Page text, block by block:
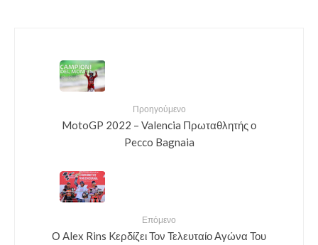
Προηγούμενο
MotoGP 2022 – Valencia Πρωταθλητής ο
Pecco Bagnaia
Επόμενο
Ο Alex Rins Kερδίζει Τον Τελευταίο Αγώνα Του